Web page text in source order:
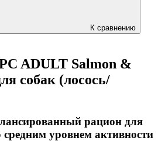
К сравнению
ADULT Salmon &
собак (лосось/
рацион для
средним уровнем активности